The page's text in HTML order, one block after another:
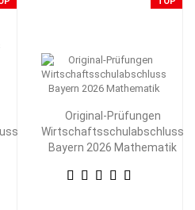
Original-Prüfungen
Wirtschaftsschulabschluss
Bayern 2026 Mathematik